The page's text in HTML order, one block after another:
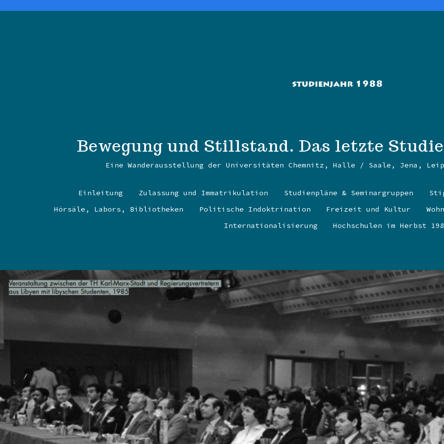
Bewegung und Stillstand. Das letzte
Eine Wanderausstellung der Universitäten Chemnitz, Halle / Saale, Jena,
Einleitung Zulassung und Immatrikulation Studienpläne & Seminargruppen
Hörsäle, Labors, Bibliotheken
Politische Indoktrination Freizeit und Kultur
Internationalisierung
Hochschulen im Herbst